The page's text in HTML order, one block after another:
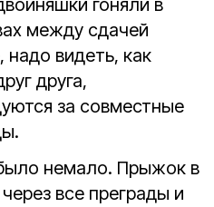
гоняли в
между сдачей
видеть, как
друга,
за совместные
немало. Прыжок в
все преграды и